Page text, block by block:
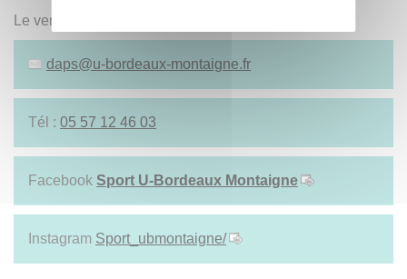
Le vendredi de 10h à 12h
daps@u-bordeaux-montaigne.fr
Tél : 05 57 12 46 03
Facebook Sport U-Bordeaux Montaigne
Instagram Sport_ubmontaigne/